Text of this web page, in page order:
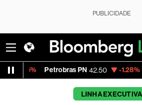
PUBLICIDADE
Petrobras PN 42.50 -1.28% Vale ON
LINHA EXECUTIVA